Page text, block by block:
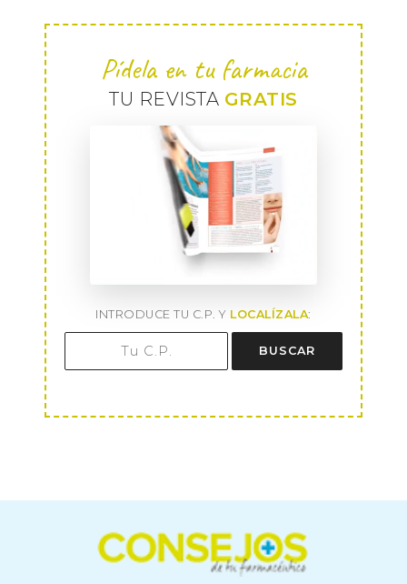
Pídela en tu farmacia
TU REVISTA GRATIS
INTRODUCE TU C.P. Y LOCALÍZALA:
BUSCAR